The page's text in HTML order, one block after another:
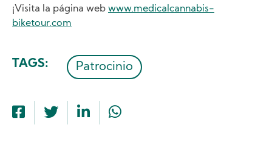
¡Visita la página web www.medicalcannabis-
biketour.com
TAGS Patrocinio